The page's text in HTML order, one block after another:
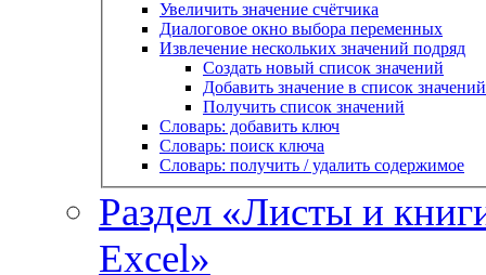
Увеличить значение счётчика
Диалоговое окно выбора переменных
Извлечение нескольких значений подряд
Создать новый список значений
Добавить значение в список значений
Получить список значений
Словарь: добавить ключ
Словарь: поиск ключа
Словарь: получить / удалить содержимое
Раздел «Листы и
Excel»